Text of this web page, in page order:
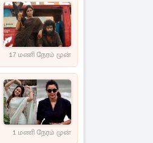
17 மணி நேரம் முன்
1 மணி நேரம் முன்